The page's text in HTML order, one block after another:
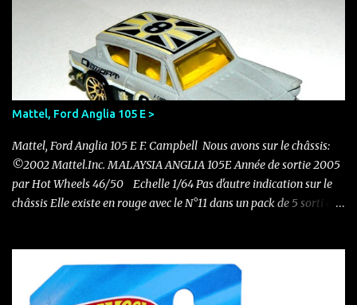
Mattel, Ford Anglia 105 E >
Mattel, Ford Anglia 105 E F. Campbell Nous avons sur le châssis:
©2002 Mattel.Inc. MALAYSIA ANGLIA 105E Année de sortie 2005
par Hot Wheels 46/50 Echelle 1/64 Pas d'autre indication sur le
châssis Elle existe en rouge avec le N°11 dans un pack de 5 sorti en